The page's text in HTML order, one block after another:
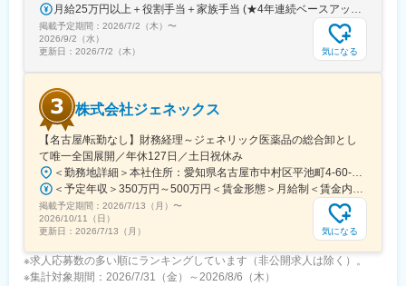
月給25万円以上＋役割手当＋家族手当 (★4年連続ベースアップ実施！)※時間外手当別途支給※年齢、経験、能力を考慮の上、優遇します
掲載予定期間： 2026/7/2（木） 〜
2026/9/2（水）
更新日： 2026/7/2（木） 気になる
株式会社ジェネックス
【名古屋/転勤なし】財務経理～ジェネリック医薬品の総合卸とし
て唯一全国展開／年休127日／土日祝休み
＜勤務地詳細＞本社住所：愛知県名古屋市中村区平池町4-60-12 グローバルゲート27F受動喫煙対策：敷地内喫煙可能場所あり変更の範囲：無
＜予定年収＞350万円～500万円＜賃金形態＞月給制＜賃金内訳＞月額（基本給）：250,000円～357,000円＜月給＞250,000円～357,000円＜昇給有無＞有＜残業手当＞有＜給与補足＞昇給：年１回（３月）賞与：年２回（6月、12月）※経験、スキルに応じて相談のうえ決定いたします※残業手当は別途支給30歳年収：350万円／月給25万円+賞与35歳年収：400万円／月給28.5万円+賞与賃金はあくまでも目安の金額であり、選考を通じて上下する可能性があります。月給(月額)は固定手当を含めた表記です。
掲載予定期間： 2026/7/13（月） 〜
2026/10/11（日）
更新日： 2026/7/13（月） 気になる
※求人応募数の多い順にランキングしています（非公開求人は除く）。
※集計対象期間：2026/7/31（金）～2026/8/6（木）